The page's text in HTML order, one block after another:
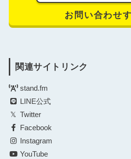
お問い合わせ
関連サイトリンク
stand.fm
LINE公式
Twitter
Facebook
Instagram
YouTube